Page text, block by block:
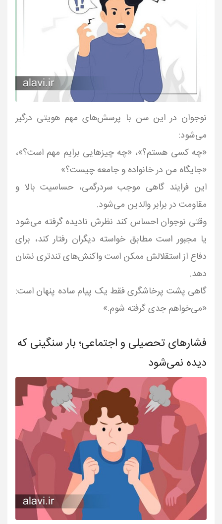
نوجوان در این سن با پرسش‌های مهم هویتی درگیر
«چه کسی هستم؟»، «چه چیزهایی برایم مهم است؟»،
این فرایند گاهی موجب سردرگمی، حساسیت بالا و
وقتی نوجوان احساس کند نظرش نادیده گرفته می‌شود
یا مجبور است مطابق خواسته دیگران رفتار کند، برای
دفاع از استقلالش ممکن است واکنش‌های تندتری نشان
گاهی پشت پرخاشگری فقط یک پیام ساده پنهان است:
«می‌خواهم جدی گرفته شوم.»
فشارهای تحصیلی و اجتماعی؛ بار سنگینی که
دیده نمی‌شود